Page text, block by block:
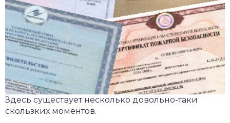
Здесь существует несколько довольно-таки
скользких моментов.